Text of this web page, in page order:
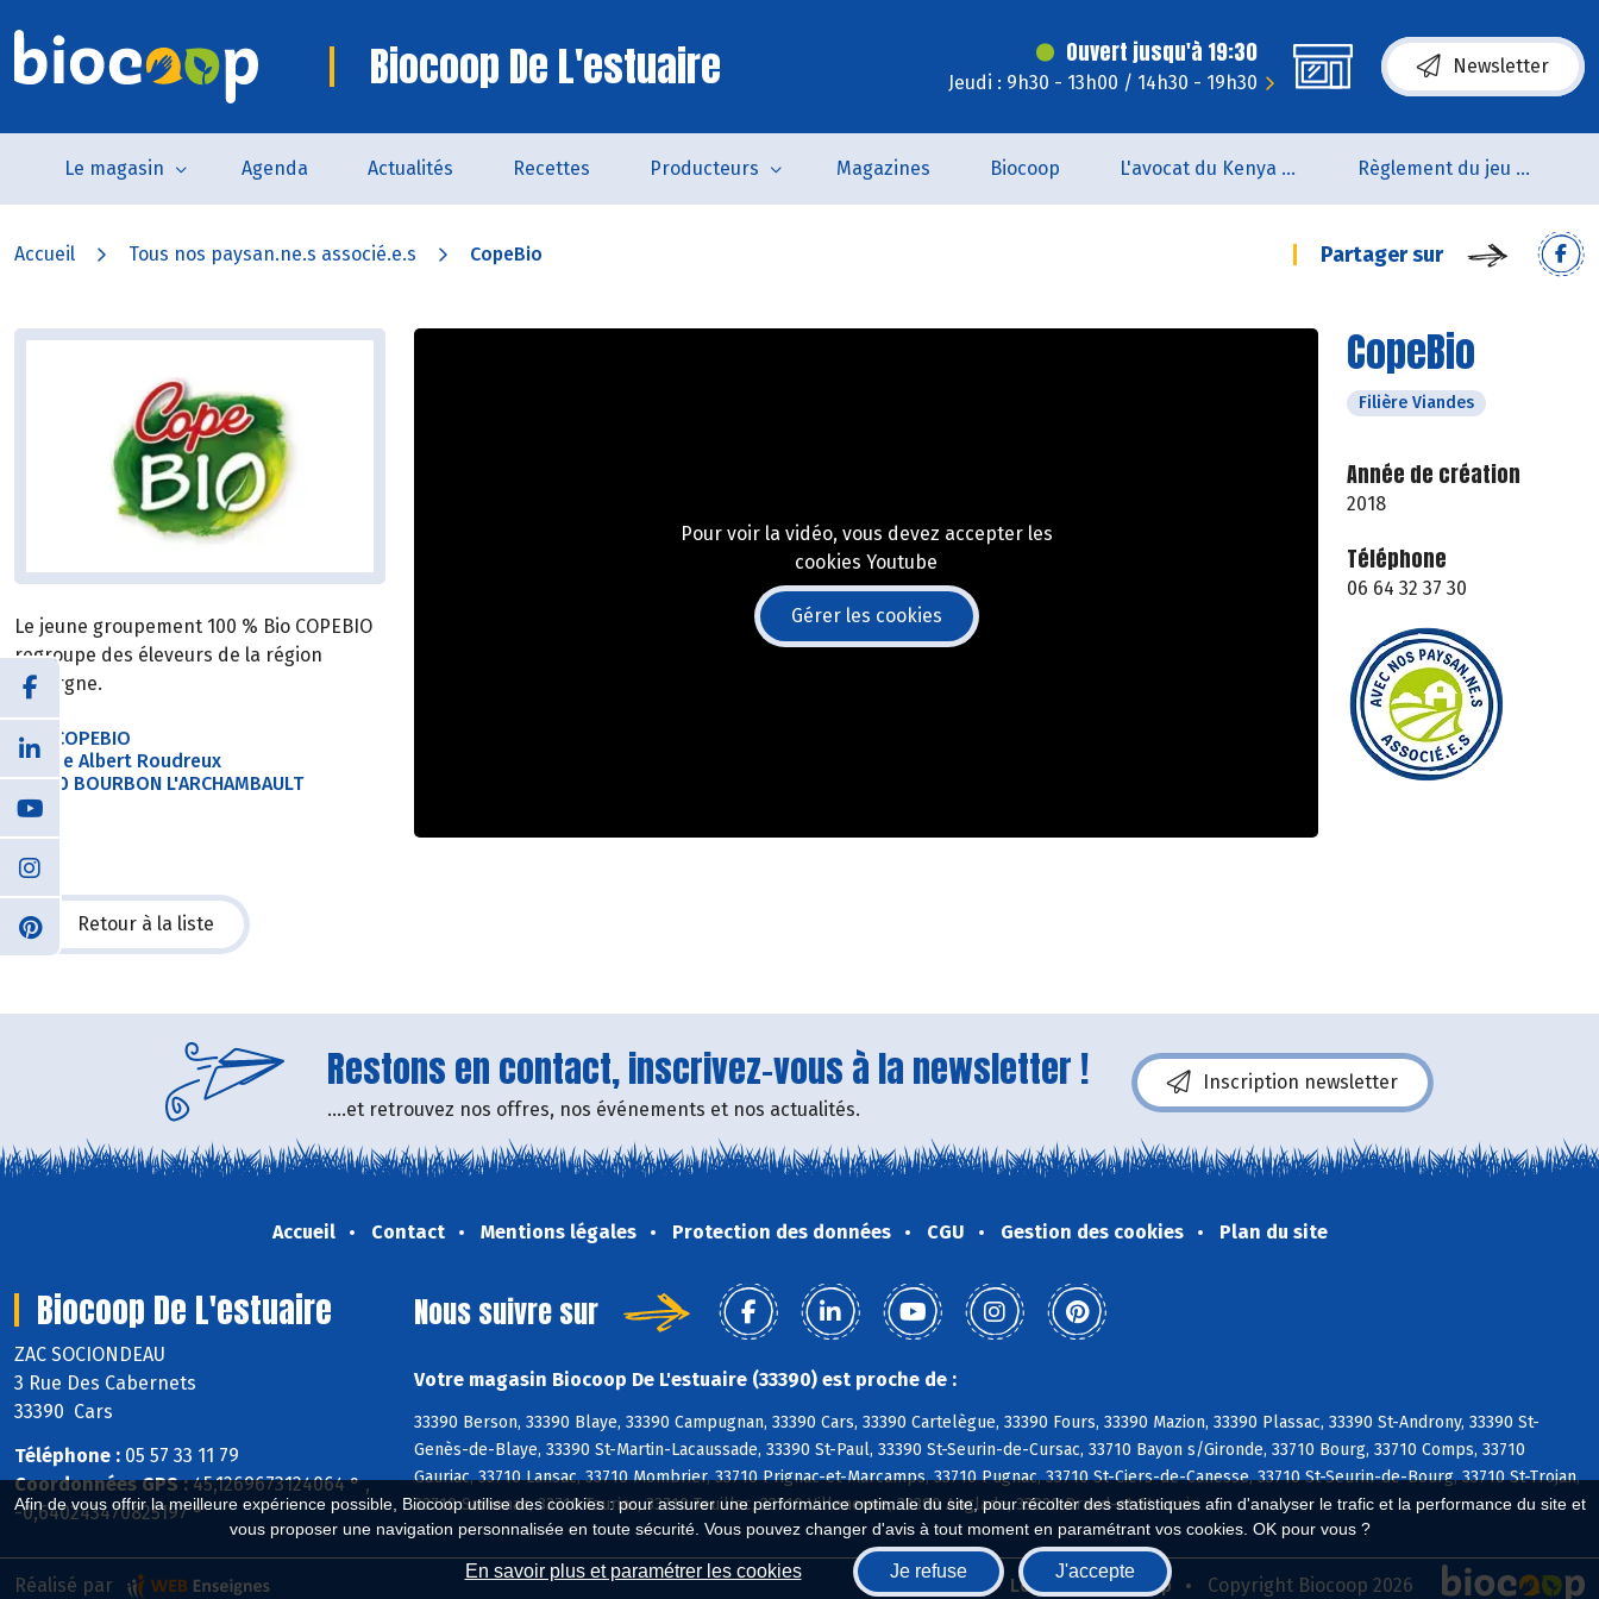
Afin de vous offrir la meilleure expérience possible, Biocoop utilise des cookies : pour assurer une performance optimale du site, pour récolter des statistiques afin d'analyser le trafic et la performance du site et
vous proposer une navigation personnalisée en toute sécurité. Vous pouvez changer d'avis à tout moment en paramétrant vos cookies. OK pour vous ?
En savoir plus et paramétrer les cookies Je refuse J'accepte
Biocoop De L'estuaire Ouvert jusqu'à 19:30
Jeudi : 9h30 - 13h00 / 14h30 - 19h30
Newsletter
Le magasin Agenda Actualités Recettes Producteurs Magazines Biocoop L'avocat du Kenya arrive en rayon !! Règlement du jeu concours Anniversaire BIOCOOP de L’estuaire
Accueil Tous nos paysan.ne.s associé.e.s CopeBio Partager sur
CopeBio
Filière Viandes
Année de création
2018
Téléphone
06 64 32 37 30
Le jeune groupement 100 % Bio COPEBIO
regroupe des éleveurs de la région
Auvergne.
SAS COPEBIO
18 Rue Albert Roudreux
03160 BOURBON L'ARCHAMBAULT
Pour voir la vidéo, vous devez accepter les
cookies Youtube
Gérer les cookies
Retour à la liste
Restons en contact, inscrivez-vous à la newsletter !
....et retrouvez nos offres, nos événements et nos actualités.
Inscription newsletter
Accueil Contact Mentions légales Protection des données CGU Gestion des cookies Plan du site
Biocoop De L'estuaire
ZAC SOCIONDEAU
3 Rue Des Cabernets
33390 Cars
Téléphone : 05 57 33 11 79
Coordonnées GPS :45,1269673124064 ° ,
-0,640243470825197 °
Nous suivre sur
Votre magasin Biocoop De L'estuaire (33390) est proche de :
33390 Berson, 33390 Blaye, 33390 Campugnan, 33390 Cars, 33390 Cartelègue, 33390 Fours, 33390 Mazion, 33390 Plassac, 33390 St-Androny, 33390 St-
Genès-de-Blaye, 33390 St-Martin-Lacaussade, 33390 St-Paul, 33390 St-Seurin-de-Cursac, 33710 Bayon s/Gironde, 33710 Bourg, 33710 Comps, 33710
Gauriac, 33710 Lansac, 33710 Mombrier, 33710 Prignac-et-Marcamps, 33710 Pugnac, 33710 St-Ciers-de-Canesse, 33710 St-Seurin-de-Bourg, 33710 St-Trojan,
33710 Samonac, 33710 Tauriac, 33710 Teuillac, 33710 Villeneuve, 33390 Anglade, 33820 Braud-et-St-Louis
Le réseau Biocoop Copyright Biocoop 2026
Réalisé par